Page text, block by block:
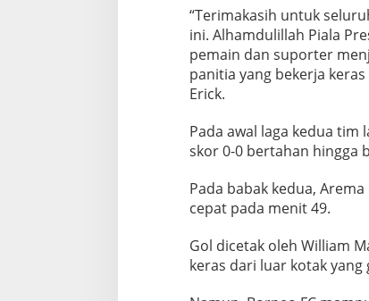
“Terimakasih untuk
ini. Alhamdulillah Piala
pemain dan suporter
panitia yang bekerja
Erick.
Pada awal laga kedua
skor 0-0 bertahan hingga
Pada babak kedua,
cepat pada menit 49.
Gol dicetak oleh William
keras dari luar kotak yang